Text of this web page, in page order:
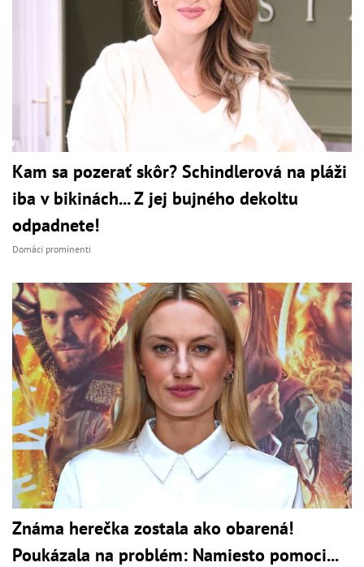
Kam sa pozerať skôr? Schindlerová na pláži
iba v bikinách... Z jej bujného dekoltu
odpadnete!
Domáci prominenti
Známa herečka zostala ako obarená!
Poukázala na problém: Namiesto pomoci...